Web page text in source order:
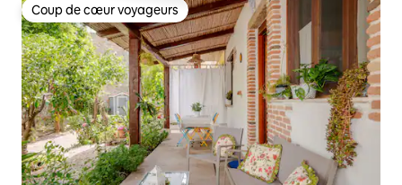
Coup de cœur voyageurs
Coup de cœur voyageurs